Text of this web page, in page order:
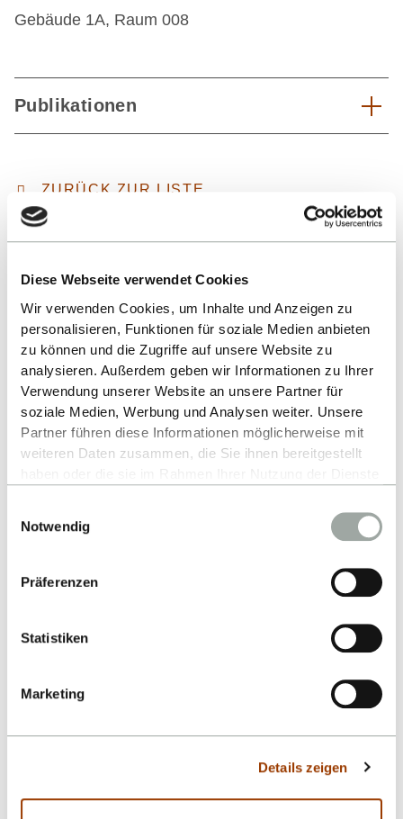
Diese Webseite verwendet Cookies
Wir verwenden Cookies, um Inhalte und Anzeigen zu
personalisieren, Funktionen für soziale Medien anbieten
zu können und die Zugriffe auf unsere Website zu
analysieren. Außerdem geben wir Informationen zu Ihrer
Verwendung unserer Website an unsere Partner für
soziale Medien, Werbung und Analysen weiter. Unsere
Partner führen diese Informationen möglicherweise mit
weiteren Daten zusammen, die Sie ihnen bereitgestellt
Alles zum Thema Cookies und personenbezogene
Datenverarbeitung entnehmen Sie unserer
Notwendig
Präferenzen
Statistiken
Marketing
Details zeigen
Gebäude 1A, Raum 008
Publikationen
ZURÜCK ZUR LISTE
Nach oben